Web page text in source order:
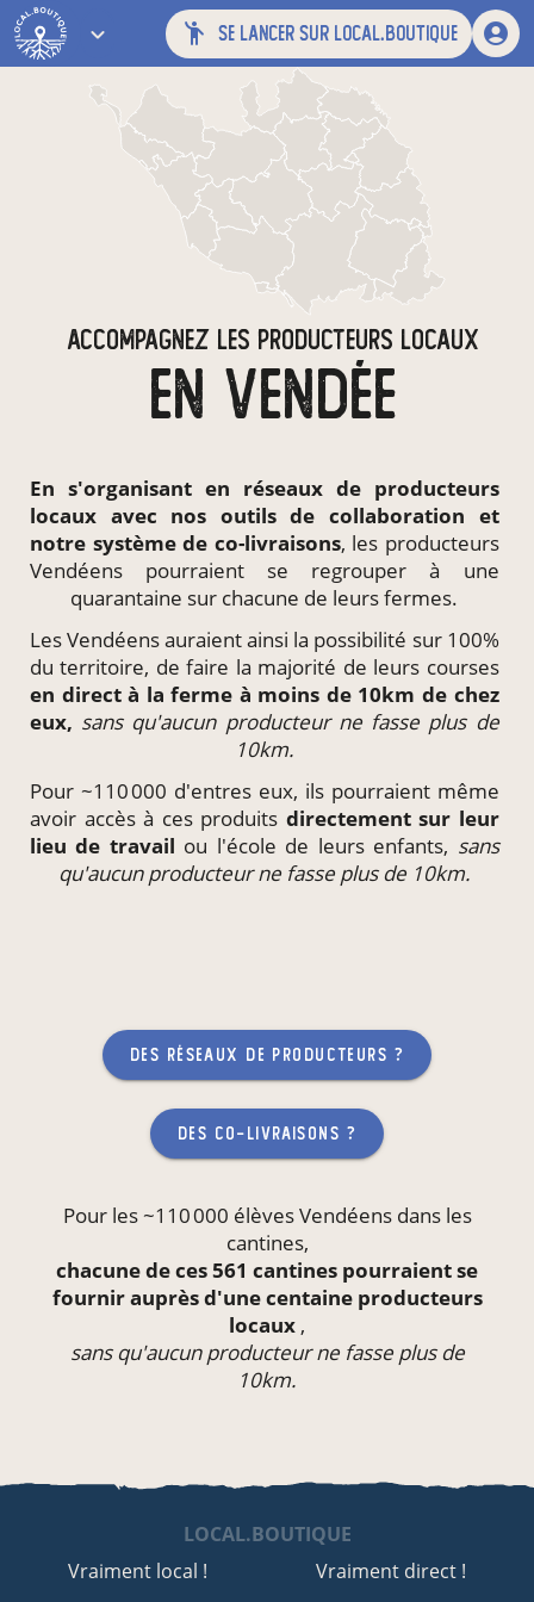
se lancer sur local.boutique
ACCOMPAGNEZ LES PRODUCTEURS LOCAUX
EN VENDÉE
En s'organisant en réseaux de producteurs
locaux avec nos outils de collaboration et
notre système de co-livraisons, les producteurs
Vendéens pourraient se regrouper à une
quarantaine sur chacune de leurs fermes.
Les Vendéens auraient ainsi la possibilité sur 100%
du territoire, de faire la majorité de leurs courses
en direct à la ferme à moins de 10km de chez
eux, sans qu'aucun producteur ne fasse plus de
10km.
Pour ~110 000 d'entres eux, ils pourraient même
avoir accès à ces produits directementsur leur
lieu de travail ou l'école de leurs enfants, sans
qu'aucun producteur ne fasse plus de 10km.
des réseaux de producteurs ?
des co-livraisons ?
Pour les ~110 000 élèves Vendéens dans les
cantines,
chacune de ces 561 cantines pourraient se
fournir auprès d'une centaine producteurs
locaux ,
sans qu'aucun producteur ne fasse plus de
10km.
LOCAL.BOUTIQUE
Vraiment local !
Vraiment direct !